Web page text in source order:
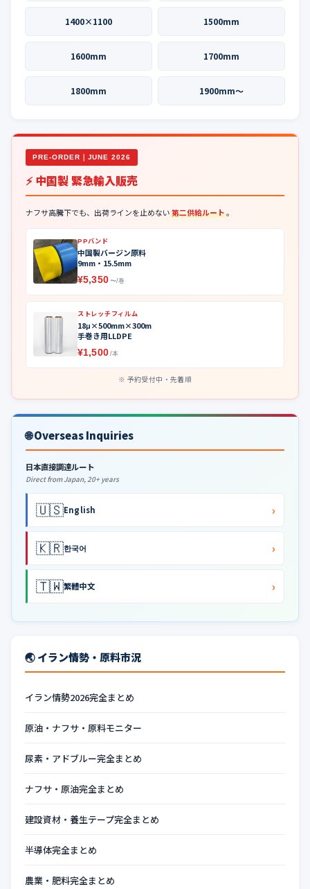
1400×1100 1500mm
1600mm 1700mm
1800mm 1900mm〜
PRE-ORDER｜JUNE 2026
⚡ 中国製 緊急輸入販売
ナフサ高騰下でも、出荷ラインを止めない第二供給ルート。
PPバンド
中国製バージン原料
9mm・15.5mm
¥5,350 〜/巻
ストレッチフィルム
18μ×500mm×300m
手巻き用LLDPE
¥1,500 /本
予約受付中・先着順
🌐 Overseas Inquiries
日本直接調達ルート
Direct from Japan, 20+ years
🇺🇸English ›
🇰🇷한국어 ›
🇹🇼繁體中文 ›
🌏 イラン情勢・原料市況
イラン情勢2026完全まとめ
原油・ナフサ・原料モニター
尿素・アドブルー完全まとめ
ナフサ・原油完全まとめ
建設資材・養生テープ完全まとめ
半導体完全まとめ
農業・肥料完全まとめ